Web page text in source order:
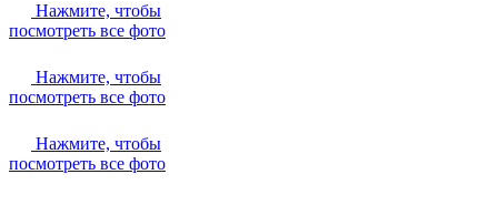
Нажмите, чтобы
посмотреть все фото
Нажмите, чтобы
посмотреть все фото
Нажмите, чтобы
посмотреть все фото